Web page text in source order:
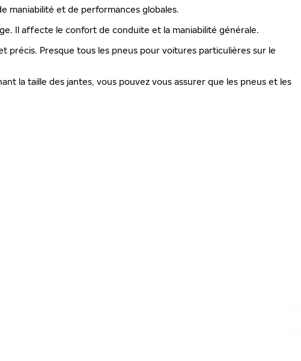
maniabilité et de performances globales.
Il affecte le confort de conduite et la maniabilité générale.
Presque tous les pneus pour voitures particulières sur le
la taille des jantes, vous pouvez vous assurer que les pneus et les